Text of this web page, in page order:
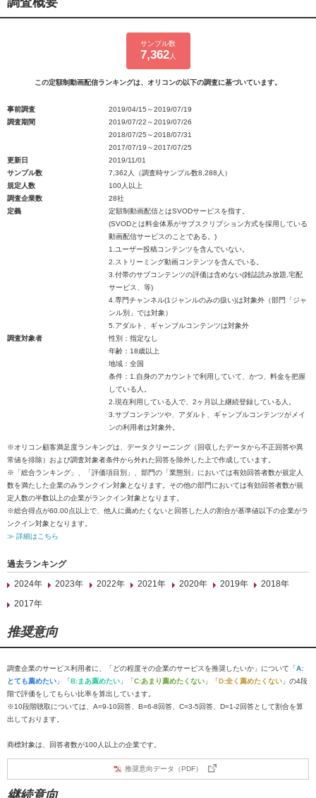
サンプル数
7,362人
この定額制動画配信ランキングは、オリコンの以下の調査に基づいています。
事前調査
2019/04/15～2019/07/19
調査期間
2019/07/22～2019/07/26
2018/07/25～2018/07/31
2017/07/19～2017/07/25
更新日
2019/11/01
サンプル数
7,362人（調査時サンプル数8,288人）
規定人数
100人以上
調査企業数
28社
定義
定額制動画配信とはSVODサービスを指す。
(SVODとは料金体系がサブスクリプション方式を採用している
動画配信サービスのことである。)
1.ユーザー投稿コンテンツを含んでいない。
2.ストリーミング動画コンテンツを含んでいる。
3.付帯のサブコンテンツの評価は含めない(雑誌読み放題,宅配
サービス、等)
4.専門チャンネル(1ジャンルのみの扱い)は対象外（部門「ジャ
ンル別」では対象）
5.アダルト、ギャンブルコンテンツは対象外
調査対象者
性別：指定なし
年齢：18歳以上
地域：全国
条件：1.自身のアカウントで利用していて、かつ、料金を把握
している人。
2.現在利用している人で、2ヶ月以上継続登録している人。
3.サブコンテンツや、アダルト、ギャンブルコンテンツがメイ
ンの利用者は対象外。
※オリコン顧客満足度ランキングは、データクリーニング（回収したデータから不正回答や異
常値を排除）および調査対象者条件から外れた回答を除外した上で作成しています。
※「総合ランキング」、「評価項目別」、部門の「業態別」においては有効回答者数が規定人
数を満たした企業のみランクイン対象となります。その他の部門においては有効回答者数が規
定人数の半数以上の企業がランクイン対象となります。
※総合得点が60.00点以上で、他人に薦めたくないと回答した人の割合が基準値以下の企業がラ
ンクイン対象となります。
≫ 詳細はこちら
過去ランキング
2024年
2023年 2022年 2021年 2020年 2019年
2018年
2017年
推奨意向
調査企業のサービス利用者に、「どの程度その企業のサービスを推奨したいか」について「A:
とても薦めたい 」「B:まあ薦めたい 」「C:あまり薦めたくない 」「D:全く薦めたくない 」の4段
階で評価をしてもらい比率を算出しています。
※10段階聴取については、A=9-10回答、B=6-8回答、C=3-5回答、D=1-2回答として割合を算
出しております。
商標対象は、回答者数が100人以上の企業です。
推奨意向データ（PDF）